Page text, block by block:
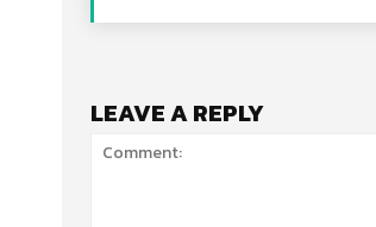
LEAVE A REPLY